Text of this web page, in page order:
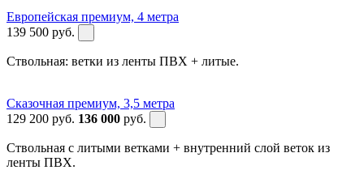
Европейская премиум, 4 метра
139 500 руб.
Ствольная: ветки из ленты ПВХ + литые.
Сказочная премиум, 3,5 метра
129 200 руб. 136 000 руб.
Ствольная с литыми ветками + внутренний слой веток из
ленты ПВХ.